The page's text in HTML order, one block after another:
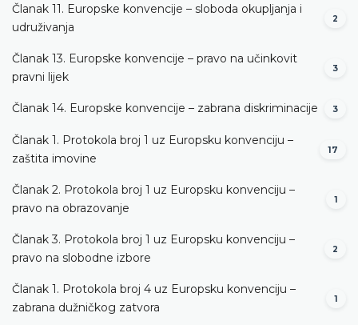
Članak 11. Europske konvencije – sloboda okupljanja i
udruživanja
2
Članak 13. Europske konvencije – pravo na učinkovit
pravni lijek
3
Članak 14. Europske konvencije – zabrana diskriminacije 3
Članak 1. Protokola broj 1 uz Europsku konvenciju –
zaštita imovine
17
Članak 2. Protokola broj 1 uz Europsku konvenciju –
pravo na obrazovanje
1
Članak 3. Protokola broj 1 uz Europsku konvenciju –
pravo na slobodne izbore
2
Članak 1. Protokola broj 4 uz Europsku konvenciju –
zabrana dužničkog zatvora
1